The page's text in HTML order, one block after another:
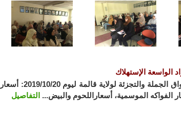
الواسعة الإستهلاك
معدلات الأسعار المسجلة على مستوى أسواق الجملة والتجزئة لولاية قالمة ليوم 2019/10/20: أسعار
الفواكه الموسمية، أسعاراللحوم والبيض... التفاصيل